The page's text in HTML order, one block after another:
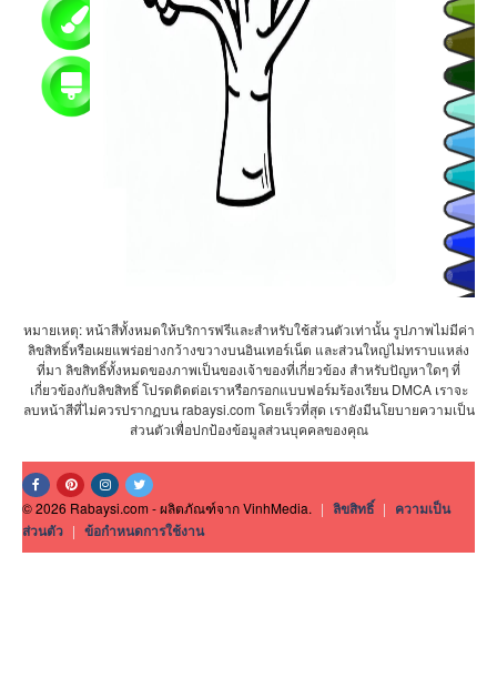
หมายเหตุ: หน้าสีทั้งหมดให้บริการฟรีและสำหรับใช้ส่วนตัวเท่านั้น รูปภาพไม่มีค่า
ลิขสิทธิ์หรือเผยแพร่อย่างกว้างขวางบนอินเทอร์เน็ต และส่วนใหญ่ไม่ทราบแหล่ง
ที่มา ลิขสิทธิ์ทั้งหมดของภาพเป็นของเจ้าของที่เกี่ยวข้อง สำหรับปัญหาใดๆ ที่
เกี่ยวข้องกับลิขสิทธิ์ โปรดติดต่อเราหรือกรอกแบบฟอร์มร้องเรียน DMCA เราจะ
ลบหน้าสีที่ไม่ควรปรากฏบน rabaysi.com โดยเร็วที่สุด เรายังมีนโยบายความเป็น
ส่วนตัวเพื่อปกป้องข้อมูลส่วนบุคคลของคุณ
© 2026 Rabaysi.com - ผลิตภัณฑ์จาก VinhMedia. | ลิขสิทธิ์ | ความเป็น
ส่วนตัว | ข้อกำหนดการใช้งาน